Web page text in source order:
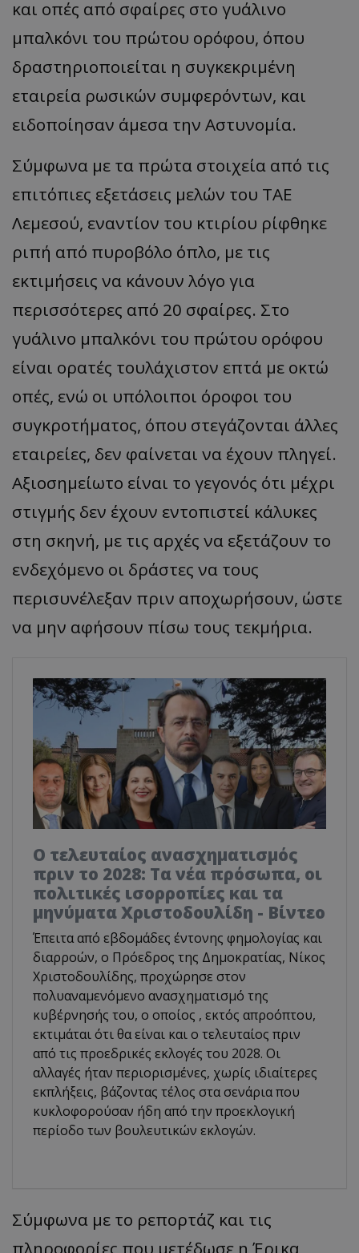
και οπές από σφαίρες στο γυάλινο
μπαλκόνι του πρώτου ορόφου, όπου
δραστηριοποιείται η συγκεκριμένη
εταιρεία ρωσικών συμφερόντων, και
ειδοποίησαν άμεσα την Αστυνομία.
​Σύμφωνα με τα πρώτα στοιχεία από τις
επιτόπιες εξετάσεις μελών του ΤΑΕ
Λεμεσού, εναντίον του κτιρίου ρίφθηκε
ριπή από πυροβόλο όπλο, με τις
εκτιμήσεις να κάνουν λόγο για
περισσότερες από 20 σφαίρες. Στο
γυάλινο μπαλκόνι του πρώτου ορόφου
είναι ορατές τουλάχιστον επτά με οκτώ
οπές, ενώ οι υπόλοιποι όροφοι του
συγκροτήματος, όπου στεγάζονται άλλες
εταιρείες, δεν φαίνεται να έχουν πληγεί.
Αξιοσημείωτο είναι το γεγονός ότι μέχρι
στιγμής δεν έχουν εντοπιστεί κάλυκες
στη σκηνή, με τις αρχές να εξετάζουν το
ενδεχόμενο οι δράστες να τους
περισυνέλεξαν πριν αποχωρήσουν, ώστε
να μην αφήσουν πίσω τους τεκμήρια.
Ο τελευταίος ανασχηματισμός
πριν το 2028: Τα νέα πρόσωπα, οι
πολιτικές ισορροπίες και τα
μηνύματα Χριστοδουλίδη - Βίντεο
Έπειτα από εβδομάδες έντονης φημολογίας και
διαρροών, ο Πρόεδρος της Δημοκρατίας, Νίκος
Χριστοδουλίδης, προχώρησε στον
πολυαναμενόμενο ανασχηματισμό της
κυβέρνησής του, ο οποίος , εκτός απροόπτου,
εκτιμάται ότι θα είναι και ο τελευταίος πριν
από τις προεδρικές εκλογές του 2028. Οι
αλλαγές ήταν περιορισμένες, χωρίς ιδιαίτερες
εκπλήξεις, βάζοντας τέλος στα σενάρια που
κυκλοφορούσαν ήδη από την προεκλογική
περίοδο των βουλευτικών εκλογών.
​Σύμφωνα με το ρεπορτάζ και τις
πληροφορίες που μετέδωσε η Έρικα